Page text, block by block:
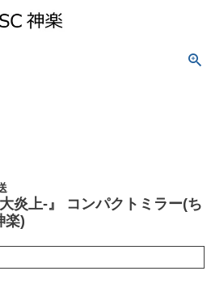
炎上-』 コンパクトミラー(ち
楽)